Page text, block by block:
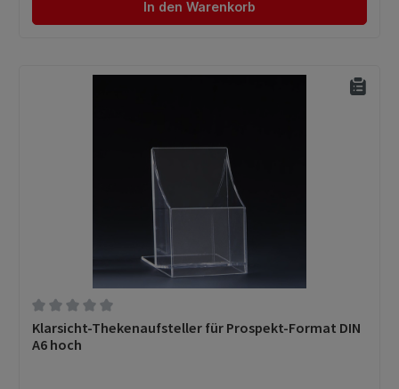
In den Warenkorb
Durchschnittliche Bewertung von 0 von 5 Sternen
Klarsicht-Thekenaufsteller für Prospekt-Format DIN
A6 hoch